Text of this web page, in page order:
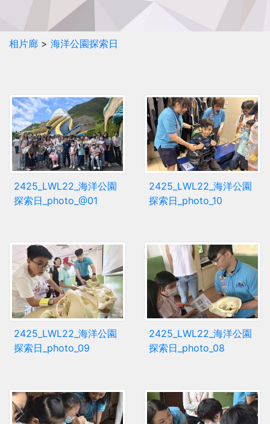
相片廊 > 海洋公園探索日
2425_LWL22_海洋公園
探索日_photo_@01
2425_LWL22_海洋公園
探索日_photo_10
2425_LWL22_海洋公園
探索日_photo_09
2425_LWL22_海洋公園
探索日_photo_08